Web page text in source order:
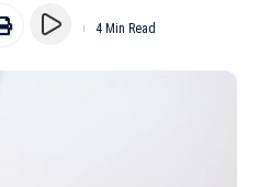
4 Min Read